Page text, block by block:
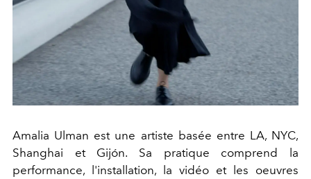
Amalia Ulman est une artiste basée entre LA, NYC,
Shanghai et Gijón. Sa pratique comprend la
performance, l'installation, la vidéo et les oeuvres